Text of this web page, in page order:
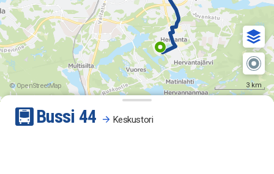
© OpenStreetMap 3 km
Bussi 44 Keskustori